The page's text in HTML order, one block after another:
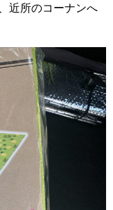
近所のコーナンへ